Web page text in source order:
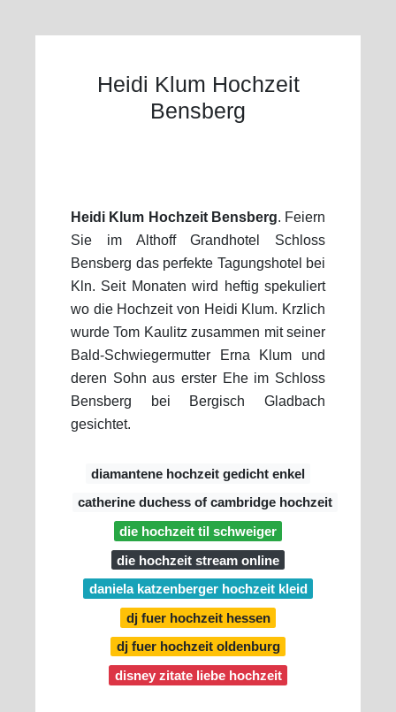
Heidi Klum Hochzeit
Bensberg
Heidi Klum Hochzeit Bensberg. Feiern
Sie im Althoff Grandhotel Schloss
Bensberg das perfekte Tagungshotel bei
Kln. Seit Monaten wird heftig spekuliert
wo die Hochzeit von Heidi Klum. Krzlich
wurde Tom Kaulitz zusammen mit seiner
Bald-Schwiegermutter Erna Klum und
deren Sohn aus erster Ehe im Schloss
Bensberg bei Bergisch Gladbach
gesichtet.
diamantene hochzeit gedicht enkel
catherine duchess of cambridge hochzeit
die hochzeit til schweiger
die hochzeit stream online
daniela katzenberger hochzeit kleid
dj fuer hochzeit hessen
dj fuer hochzeit oldenburg
disney zitate liebe hochzeit